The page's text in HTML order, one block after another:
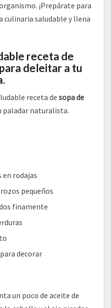
¡Prepárate para
culinaria saludable y llena
receta de
deleitar a tu
receta de sopa de
paladar naturalista.
en rodajas
pequeños
finamente
decorar
un poco de aceite de